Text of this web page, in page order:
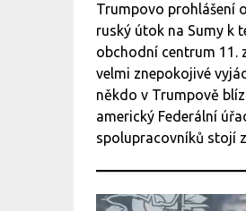
Trumpovo prohlášení
ruský útok na Sumy k
obchodní centrum 11.
velmi znepokojivé
někdo v Trumpově
americký Federální
spolupracovníků stojí